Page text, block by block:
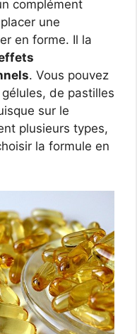
complément
une
en forme. Il la
. Vous pouvez
de pastilles
sur le
plusieurs types,
la formule en